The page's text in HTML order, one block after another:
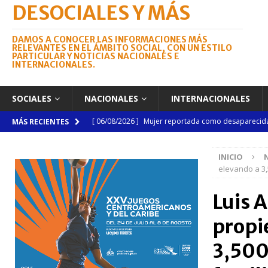
DESOCIALES Y MÁS
DAMOS A CONOCER LAS INFORMACIONES MÁS
RELEVANTES EN EL ÁMBITO SOCIAL, CON UN ESTILO
PARTICULAR Y NOTICIAS NACIONALES E
INTERNACIONALES.
SOCIALES NACIONALES INTERNACIONALES
MÁS RECIENTES [ 06/08/2026 ] Mujer reportada como
[ 05/08/2026 ] Lactancia materna fortalece la
[ 05/08/2026 ]
NACIONALES
[ 05/08/2026 ] Santo Domingo celebra 528 años
NACIONALES
[ 04/08/2026 ]
Código Penal reúne a periodistas
INICIO
elevando a
Luis